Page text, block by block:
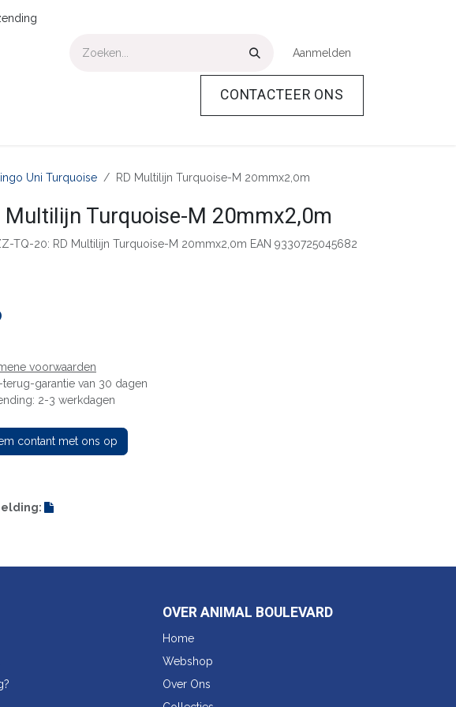
Aanmelden
CONTACTEER ONS
Uni Turquoise RD Multilijn Turquoise-M 20mmx2,0m
Multilijn Turquoise-M 20mmx2,0m
TQ-20: RD Multilijn Turquoise-M 20mmx2,0m EAN 9330725045682
voorwaarden
garantie van 30 dagen
2-3 werkdagen
contant met ons op
OVER ANIMAL BOULEVARD
Home
Webshop
Over Ons